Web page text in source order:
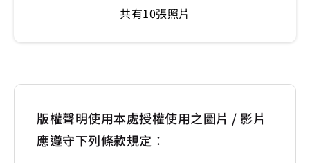
共有10張照片
版權聲明使用本處授權使用之圖片 / 影片
應遵守下列條款規定：